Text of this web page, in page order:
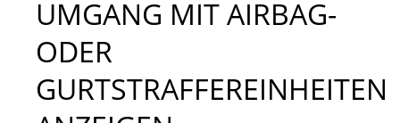
UMGANG MIT AIRBAG-
ODER
GURTSTRAFFEREINHEITEN